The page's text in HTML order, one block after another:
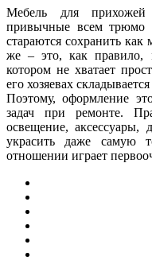
Мебель для
привычные всем
стараются сохранить
же – это, как правило,
котором не хватает
его хозяевах
Поэтому, оформление
задач при ремонте.
освещение, аксессуары,
украсить даже самую
отношении играет